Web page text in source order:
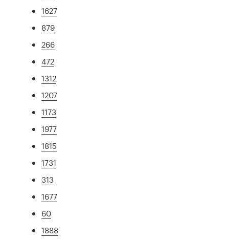
1627
879
266
472
1312
1207
1173
1977
1815
1731
313
1677
60
1888